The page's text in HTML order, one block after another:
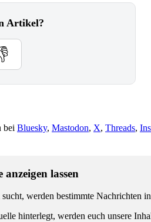
Artikel?
bei Bluesky, Mastodon, X, Threads,
lassen
werden bestimmte Nachrichten
hinterlegt, werden euch unsere